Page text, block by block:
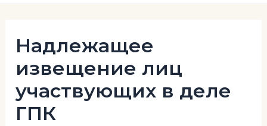
Надлежащее
извещение лиц
участвующих в деле
ГПК